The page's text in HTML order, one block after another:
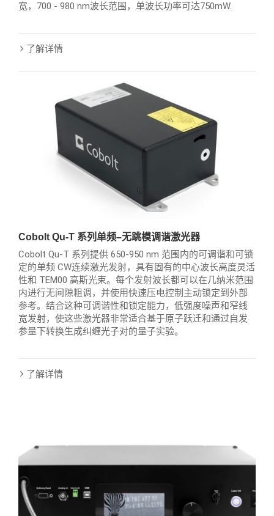
宽，700 - 980 nm波长范围，单波长功率可达750mW.
了解详情
Cobolt Qu-T 系列单频–无跳模调谐激光器
Cobolt Qu-T 系列提供 650-950 nm 范围内的可调谐和可锁
定的单频 CW连续激光发射，具有固有的中心波长高度灵活
性和 TEM00 高斯光束。每个发射波长都可以在几纳米范围
内进行无间隙粗调，并使用快速压电控制主动锁定到外部
参考。结合这种可调谐性和锁定能力，低强度噪声和窄线
宽发射，使这些激光器非常适合基于原子跃迁和通过自发
参量下转换生成纠缠光子对的量子实验。
了解详情